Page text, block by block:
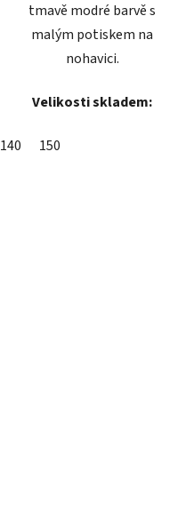
tmavě modré barvě s
malým potiskem na
nohavici.
Velikosti skladem:
140 150